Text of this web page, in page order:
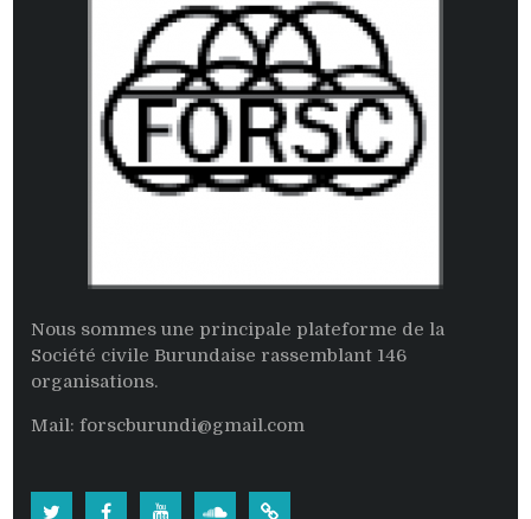
Nous sommes une principale plateforme de la
Société civile Burundaise rassemblant 146
organisations.
Mail: forscburundi@gmail.com